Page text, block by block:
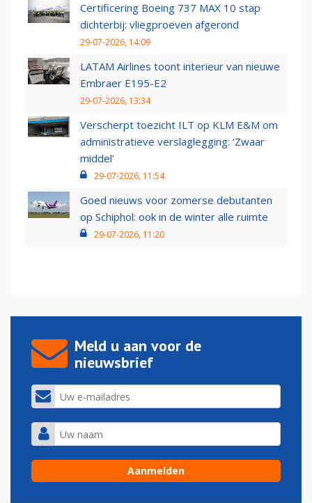
Certificering Boeing 737 MAX 10 stap
dichterbij: vliegproeven afgerond
29-07-2026, 14:09
LATAM Airlines toont interieur van nieuwe
Embraer E195-E2
29-07-2026, 13:34
Verscherpt toezicht ILT op KLM E&M om
administratieve verslaglegging: ‘Zwaar
middel’
29-07-2026, 11:54
Goed nieuws voor zomerse debutanten
op Schiphol: ook in de winter alle ruimte
29-07-2026, 11:20
Meld u aan voor de
nieuwsbrief